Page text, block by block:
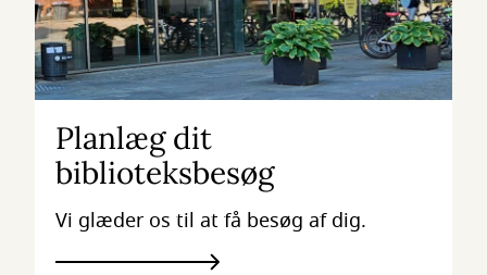
Planlæg dit
biblioteksbesøg
Vi glæder os til at få besøg af dig.